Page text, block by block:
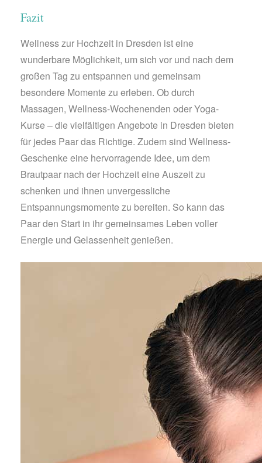
Fazit
Wellness zur Hochzeit in Dresden ist eine
wunderbare Möglichkeit, um sich vor und nach dem
großen Tag zu entspannen und gemeinsam
besondere Momente zu erleben. Ob durch
Massagen, Wellness-Wochenenden oder Yoga-
Kurse – die vielfältigen Angebote in Dresden bieten
für jedes Paar das Richtige. Zudem sind Wellness-
Geschenke eine hervorragende Idee, um dem
Brautpaar nach der Hochzeit eine Auszeit zu
schenken und ihnen unvergessliche
Entspannungsmomente zu bereiten. So kann das
Paar den Start in ihr gemeinsames Leben voller
Energie und Gelassenheit genießen.